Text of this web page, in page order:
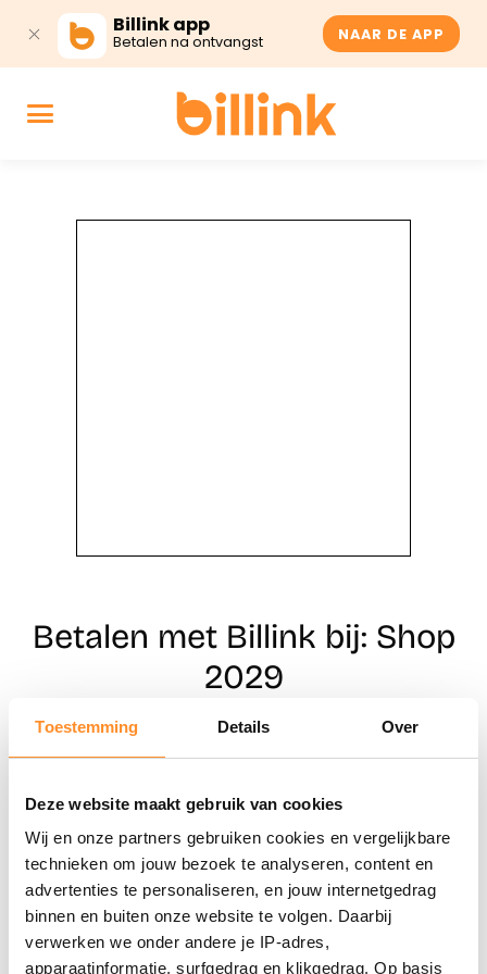
Toestemming Details Over
Deze website maakt gebruik van cookies
Wij en onze partners gebruiken cookies en vergelijkbare
technieken om jouw bezoek te analyseren, content en
advertenties te personaliseren, en jouw internetgedrag
binnen en buiten onze website te volgen. Daarbij
verwerken we onder andere je IP-adres,
apparaatinformatie, surfgedrag en klikgedrag. Op basis
Billink app
Betalen na ontvangst NAAR DE APP
Betalen met Billink bij: Shop
2029
Naar winkels